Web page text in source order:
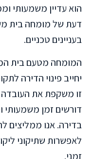
הוא עדיין משמעותי
דעת של מומחה בית
בעניינים טכניים.
המומחה מטעם בית
יחייב פינוי הדירה
זו משקפת את העובדה
דורשים זמן משמעותי
בדירה. אנו ממליצים
לאפשרות שתיקוני
זמני.